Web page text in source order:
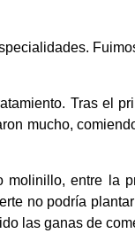
Tras el
mucho,
entre la
no podría
las ganas de